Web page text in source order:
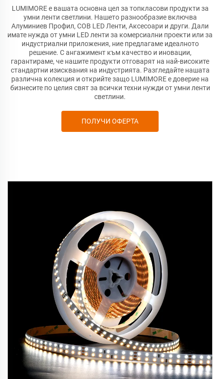
LUMIMORE е вашата основна цел за топкласови продукти за
умни ленти светлини. Нашето разнообразие включва
Алуминиев Профил, COB LED Ленти, Аксесоари и други. Дали
имате нужда от умни LED ленти за комерсиални проекти или за
индустриални приложения, ние предлагаме идеалното
решение. С ангажимент към качество и иновации,
гарантираме, че нашите продукти отговарят на най-високите
стандартни изисквания на индустрията. Разгледайте нашата
различна колекция и открийте защо LUMIMORE е доверие на
бизнесите по целия свят за всички техни нужди от умни ленти
светлини.
ПОЛУЧИ ОФЕРТА